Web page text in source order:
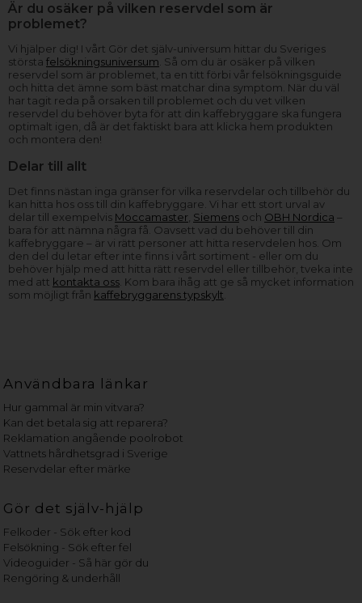
Är du osäker på vilken reservdel som är
problemet?
Vi hjälper dig! I vårt Gör det själv-universum hittar du Sveriges
största felsökningsuniversum . Så om du är osäker på vilken
reservdel som är problemet, ta en titt förbi vår felsökningsguide
och hitta det ämne som bäst matchar dina symptom. När du väl
har tagit reda på orsaken till problemet och du vet vilken
reservdel du behöver byta för att din kaffebryggare ska fungera
optimalt igen, då är det faktiskt bara att klicka hem produkten
och montera den!
Delar till allt
Det finns nästan inga gränser för vilka reservdelar och tillbehör du
kan hitta hos oss till din kaffebryggare. Vi har ett stort urval av
delar till exempelvis Moccamaster Siemens och OBH Nordica –
bara för att nämna några få. Oavsett vad du behöver till din
kaffebryggare – är vi rätt personer att hitta reservdelen hos. Om
den del du letar efter inte finns i vårt sortiment - eller om du
behöver hjälp med att hitta rätt reservdel eller tillbehör, tveka inte
med att kontakta oss . Kom bara ihåg att ge så mycket information
som möjligt från kaffebryggarens typskylt
Användbara länkar
Hur gammal är min vitvara?
Kan det betala sig att reparera?
Reklamation angående poolrobot
Vattnets hårdhetsgrad i Sverige
Reservdelar efter märke
Gör det själv-hjälp
Felkoder - Sök efter kod
Felsökning - Sök efter fel
Videoguider - Så här gör du
Rengöring & underhåll